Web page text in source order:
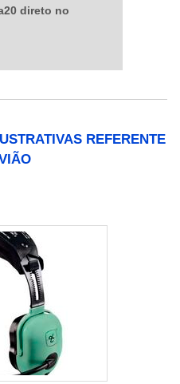
direto no
REFERENTE